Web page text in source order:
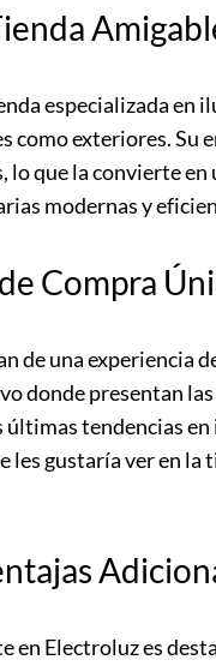
especializada en
como exteriores. Su
lo que la convierte
modernas y
Compra
de una experiencia
donde presentan
últimas tendencias
les gustaría ver en la
en Electroluz es